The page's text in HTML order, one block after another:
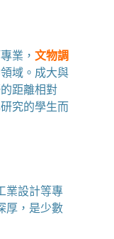
業， 文物調
域。成大與
距離相對
究的學生而
業設計等專
厚，是少數